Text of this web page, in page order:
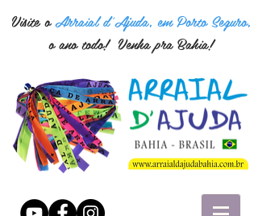
Visite oArraial d'Ajuda, em Porto Seguro,
o ano todo! Venha pra Bahia!